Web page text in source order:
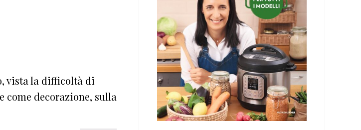
vista la difficoltà di
decorazione, sulla